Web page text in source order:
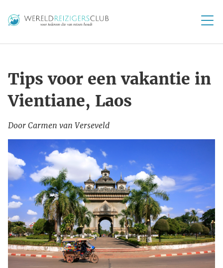
Tips voor een vakantie in
Vientiane, Laos
Door Carmen van Verseveld